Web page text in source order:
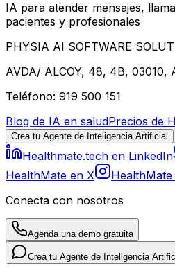
IA para atender mensajes,
pacientes y profesionales
PHYSIA AI SOFTWARE
AVDA/ ALCOY, 48, 4B, 03010,
Teléfono: 919 500 151
Blog de IA en saludPrecios de
Crea tu Agente de Inteligencia Artificial
Healthmate.tech en LinkedIn
HealthMate en X
Conecta con nosotros
Agenda una demo gratuita
Crea tu Agente de Inteligencia